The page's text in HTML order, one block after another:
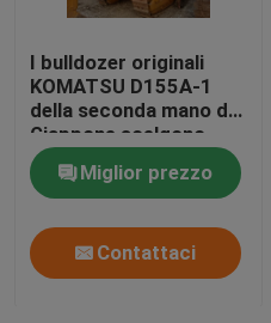
I bulldozer originali
KOMATSU D155A-1
della seconda mano del
Giappone scelgono
l'anno 1990 dello
scarificatore
Miglior prezzo
Contattaci